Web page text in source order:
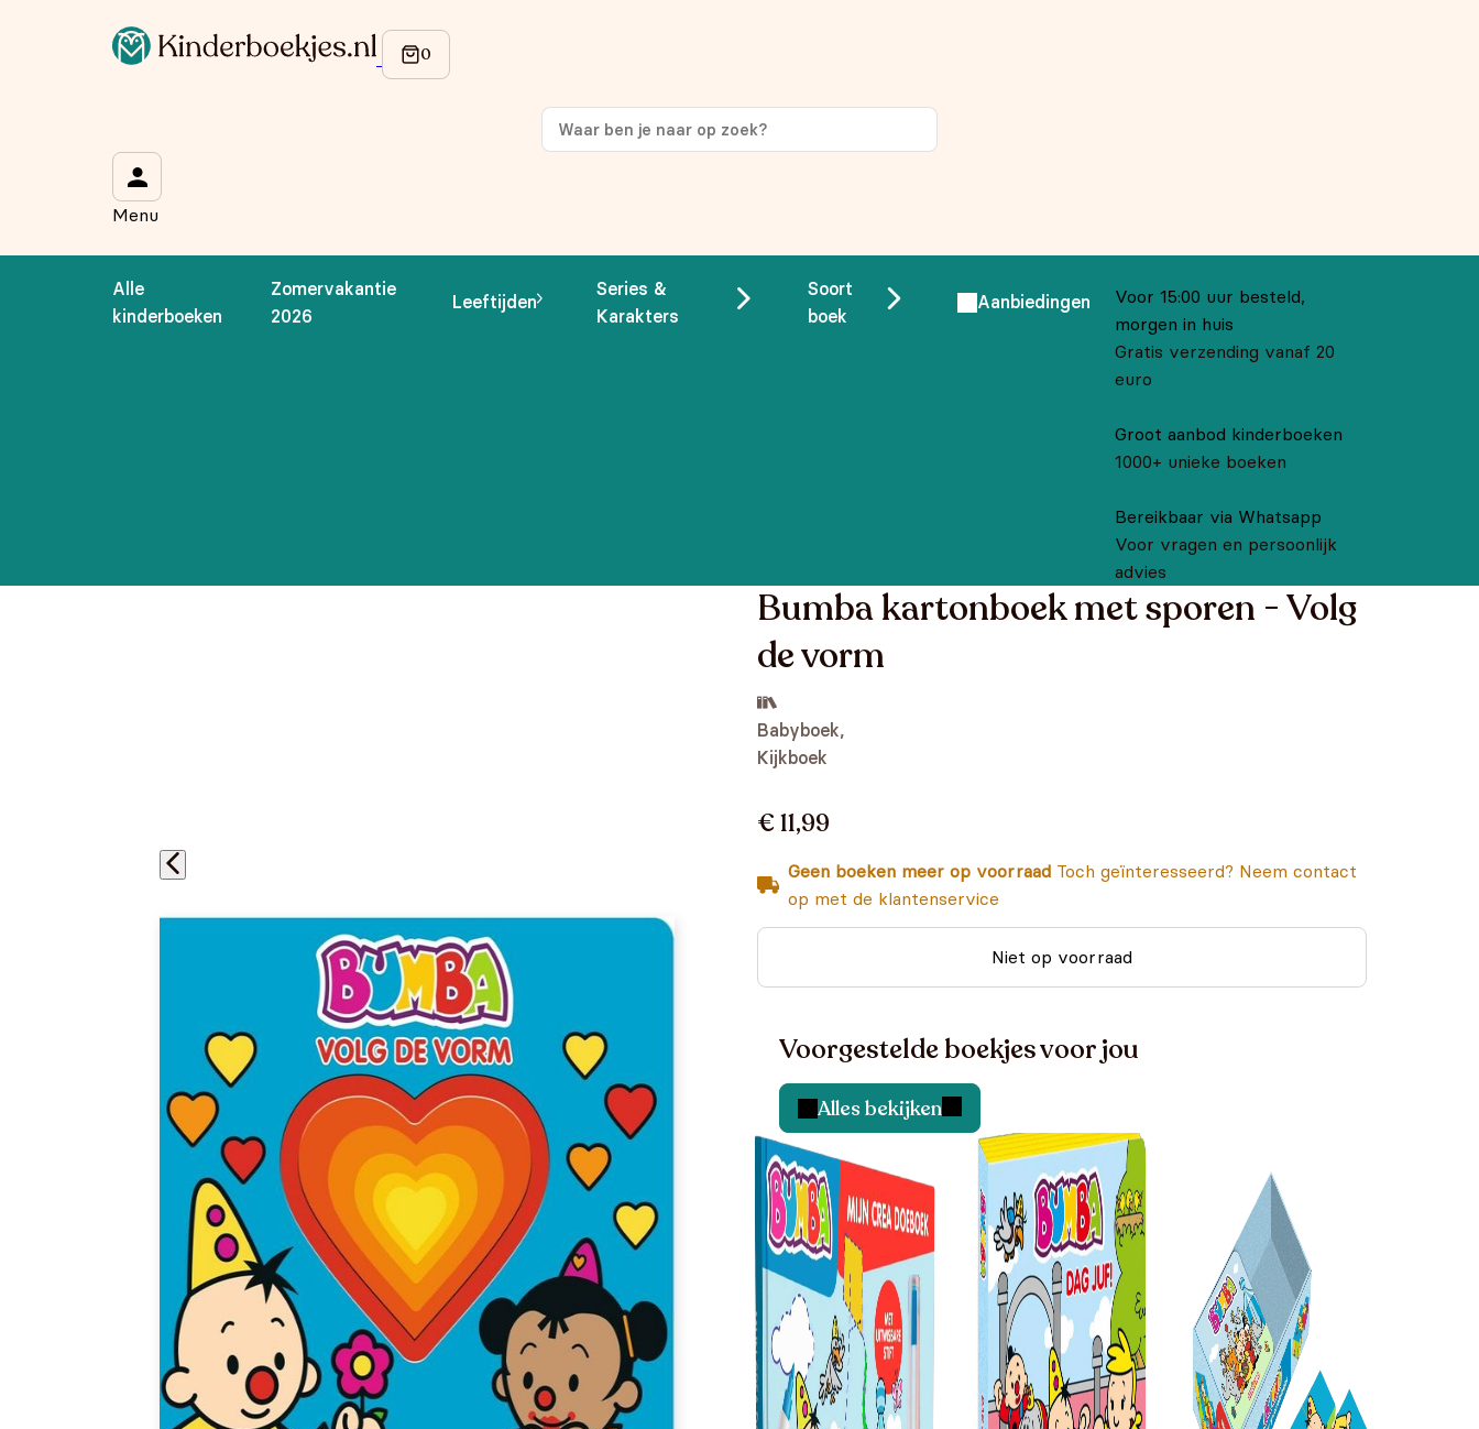
Menu
Alle
kinderboeken
Zomervakantie
2026
Leeftijden
Series &
Karakters
Soort
boek
Aanbiedingen
Voor 15:00 uur besteld,
morgen in huis
Gratis verzending vanaf 20
euro
Groot aanbod kinderboeken
1000+ unieke boeken
Bereikbaar via Whatsapp
Voor vragen en persoonlijk
advies
Bumba kartonboek met sporen - Volg
de vorm
Babyboek,
Kijkboek
€ 11,99
Geen boeken meer op voorraad Toch geïnteresseerd? Neem contact
op met de klantenservice
Niet op voorraad
Voorgestelde boekjes voor jou
Alles bekijken
Op de hoogte blijven van onze acties?
op je eerste aankoop!
Wat is je voornaam?
Aanmelden